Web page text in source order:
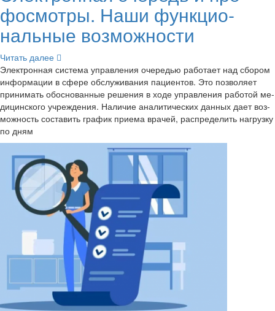
фосмот­ры. Наши функ­ци­о­
наль­ные воз­мож­но­сти
Чи­тать далее
Элек­трон­ная си­сте­ма управ­ле­ния оче­ре­дью ра­бо­та­ет над сбо­ром
ин­фор­ма­ции в сфере об­слу­жи­ва­ния па­ци­ен­тов. Это поз­во­ля­ет
при­ни­мать обос­но­ван­ные ре­ше­ния в ходе управ­ле­ния ра­бо­той ме­
ди­цин­ско­го учре­жде­ния. На­ли­чие ана­ли­ти­че­ских дан­ных дает воз­
мож­ность со­ста­вить гра­фик при­е­ма вра­чей, рас­пре­де­лить на­груз­ку
по дням